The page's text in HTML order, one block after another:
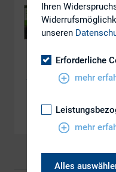
DOWNLOAD
We create chemistry
Ihren
unseren
Erforderliche
mehr
mehr
Alles